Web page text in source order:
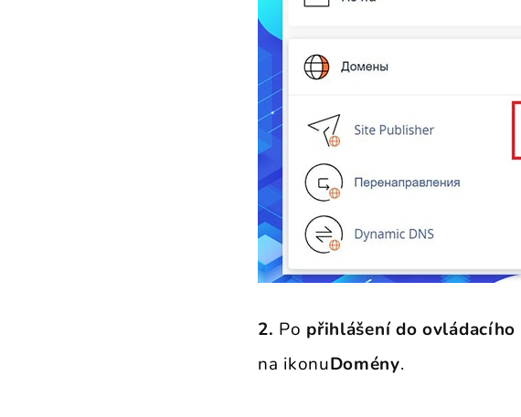
2. Po přihlášení do ovládacího
na ikonuDomény.